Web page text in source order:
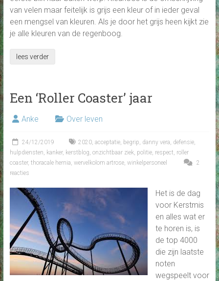
van velen maar feitelijk is grijs een kleur of in ieder geval
een mengsel van kleuren. Als je door het grijs heen kijkt zie
je alle kleuren van de regenboog.
lees verder
Een ‘Roller Coaster’ jaar
Anke Over leven
24/12/2019 2020, acceptatie, begrip, danny vera, defensie,
hulpdiensten, kanker, kerstblog, onzichtbaar ziek, politie, respect, roller
coaster, thoracale hernia, wervelkolom artrose, winkelpersoneel
2
reacties
Het is de dag
voor Kerstmis
en alles wat er
te horen is, is
de top 4000
die zijn laatste
noten
wegspeelt voor